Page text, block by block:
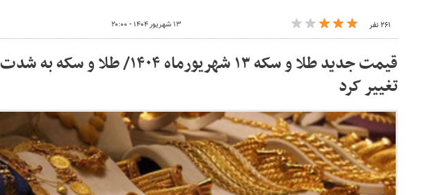
۲۶۱ نفر ۱۳ شهریور ۱۴۰۴ - ۲۰:۰۰
قیمت جدید طلا و سکه ۱۳ شهریورماه ۱۴۰۴/ طلا و سکه به شدت
تغییر کرد